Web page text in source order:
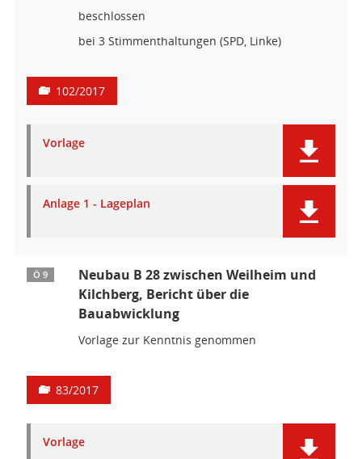
beschlossen
bei 3 Stimmenthaltungen (SPD, Linke)
102/2017
Vorlage
Anlage 1 - Lageplan
Ö 9
Neubau B 28 zwischen Weilheim und
Kilchberg, Bericht über die
Bauabwicklung
Vorlage zur Kenntnis genommen
83/2017
Vorlage